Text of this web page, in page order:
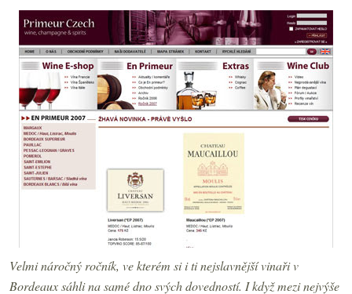
Velmi náročný ročník, ve kterém si i ti nejslavnější vinaři v
Bordeaux sáhli na samé dno svých dovedností. I když mezi nejvýše